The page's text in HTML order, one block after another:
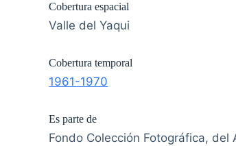
Cobertura espacial
Valle del Yaqui
Cobertura temporal
1961-1970
Es parte de
Fondo Colección Fotográfica, del